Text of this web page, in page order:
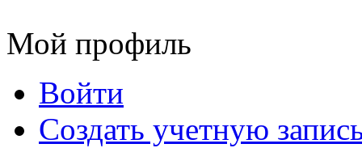
Мой профиль
Войти
Создать учетную